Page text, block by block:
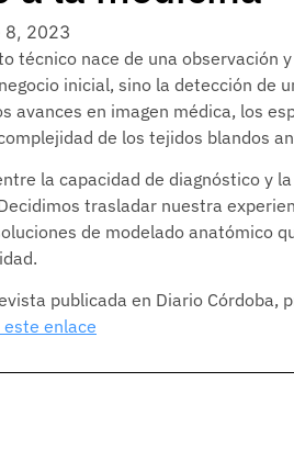
8, 2023
técnico nace de una observación
inicial, sino la detección de
avances en imagen médica, los
de los tejidos blandos
la capacidad de diagnóstico y
trasladar nuestra
de modelado anatómico
publicada en Diario Córdoba,
enlace